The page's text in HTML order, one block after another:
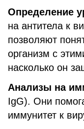
Определение
на антитела к
позволяют
организм с
насколько он
Анализы на
IgG). Они
иммунитет к